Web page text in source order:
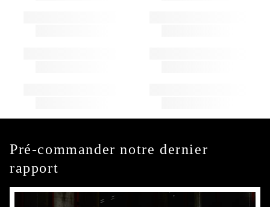
Pré-commander notre dernier
rapport